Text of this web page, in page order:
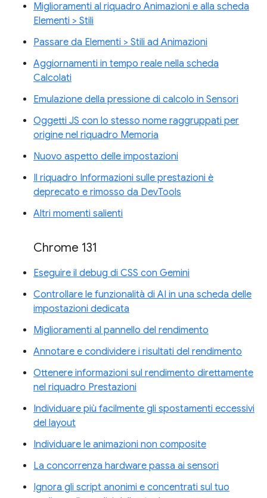
Miglioramenti al riquadro Animazioni e alla scheda
Elementi > Stili
Passare da Elementi > Stili ad Animazioni
Aggiornamenti in tempo reale nella scheda
Calcolati
Emulazione della pressione di calcolo in Sensori
Oggetti JS con lo stesso nome raggruppati per
origine nel riquadro Memoria
Nuovo aspetto delle impostazioni
Il riquadro Informazioni sulle prestazioni è
deprecato e rimosso da DevTools
Altri momenti salienti
Chrome 131
Eseguire il debug di CSS con Gemini
Controllare le funzionalità di AI in una scheda delle
impostazioni dedicata
Miglioramenti al pannello del rendimento
Annotare e condividere i risultati del rendimento
Ottenere informazioni sul rendimento direttamente
nel riquadro Prestazioni
Individuare più facilmente gli spostamenti eccessivi
del layout
Individuare le animazioni non composite
La concorrenza hardware passa ai sensori
Ignora gli script anonimi e concentrati sul tuo